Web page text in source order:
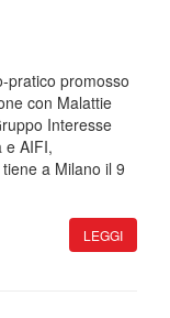
pratico promosso
con Malattie
Interesse
e AIFI,
a Milano il 9
LEGGI